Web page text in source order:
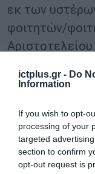
ictplus.gr - Do
Information
If you wish to opt-
processing of your
targeted
section to confirm
opt-out request is
εκ των
φοιτητών/
Καθηγητής
Υποθέσεων
Νικόλαος